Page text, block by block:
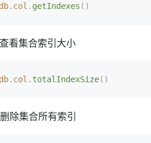
db. col . getIndexes ()
看集合索引大小
db. col . totalIndexSize()
除集合所有索引